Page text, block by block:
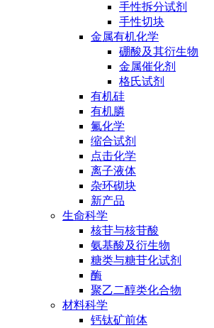
手性拆分试剂
手性切块
金属有机化学
硼酸及其衍生物
金属催化剂
格氏试剂
有机硅
有机膦
氟化学
缩合试剂
点击化学
离子液体
杂环砌块
新产品
生命科学
核苷与核苷酸
氨基酸及衍生物
糖类与糖苷化试剂
酶
聚乙二醇类化合物
材料科学
钙钛矿前体